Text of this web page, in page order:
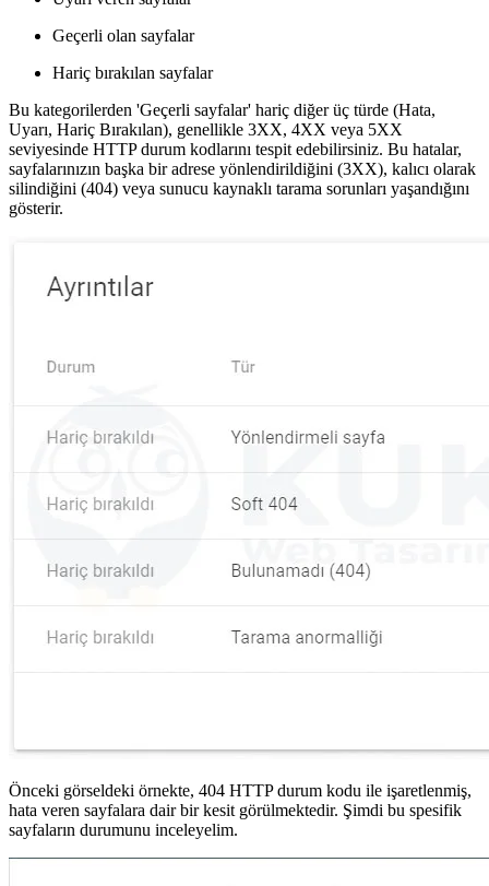
Geçerli olan sayfalar
Hariç bırakılan sayfalar
Bu kategorilerden 'Geçerli sayfalar' hariç diğer üç türde (Hata,
Uyarı, Hariç Bırakılan), genellikle 3XX, 4XX veya 5XX
seviyesinde HTTP durum kodlarını tespit edebilirsiniz. Bu hatalar,
sayfalarınızın başka bir adrese yönlendirildiğini (3XX), kalıcı olarak
silindiğini (404) veya sunucu kaynaklı tarama sorunları yaşandığını
gösterir.
Önceki görseldeki örnekte, 404 HTTP durum kodu ile işaretlenmiş,
hata veren sayfalara dair bir kesit görülmektedir. Şimdi bu spesifik
sayfaların durumunu inceleyelim.